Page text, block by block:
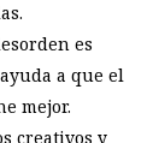
es
a que el
mejor.
creativos y